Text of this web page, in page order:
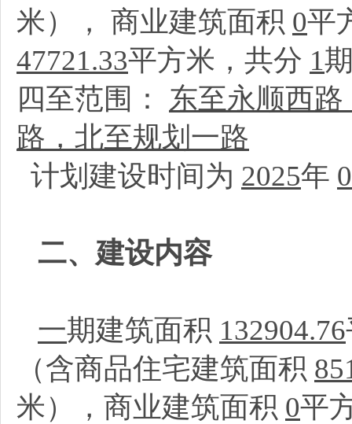
米）， 商业建筑面积 0平
47721.33平方米，共分 1
四至范围： 东至永顺西
路，北至规划一路
计划建设时间为 2025年
二、建设内容
一期建筑面积 132904.76
（含商品住宅建筑面积
米），商业建筑面积 0平